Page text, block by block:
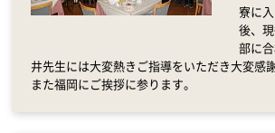
寮に
後、
部に
井先生には大変熱きご指導をいただき大変感
また福岡にご挨拶に参ります。